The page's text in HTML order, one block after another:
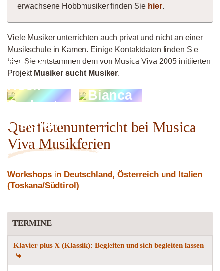
erwachsene Hobbmusiker finden Sie hier.
Viele Musiker unterrichten auch privat und nicht an einer
Musikschule in Kamen. Einige Kontaktdaten finden Sie
hier. Sie entstammen dem von Musica Viva 2005 initiierten
Projekt Musiker sucht Musiker.
Pop &
Rock
Orchester
Fischeln
Bianca
Querflötenunterricht bei Musica
Viva Musikferien
Workshops in Deutschland, Österreich und Italien
(Toskana/Südtirol)
TERMINE
Klavier plus X (Klassik): Begleiten und sich begleiten lassen